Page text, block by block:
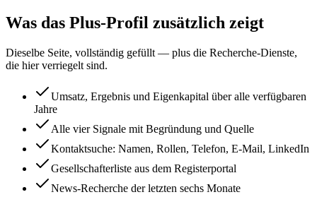
Was das Plus-Profil zusätzlich zeigt
Dieselbe Seite, vollständig gefüllt — plus die Recherche-Dienste,
die hier verriegelt sind.
Umsatz, Ergebnis und Eigenkapital über alle verfügbaren
Jahre
Alle vier Signale mit Begründung und Quelle
Kontaktsuche: Namen, Rollen, Telefon, E-Mail, LinkedIn
Gesellschafterliste aus dem Registerportal
News-Recherche der letzten sechs Monate